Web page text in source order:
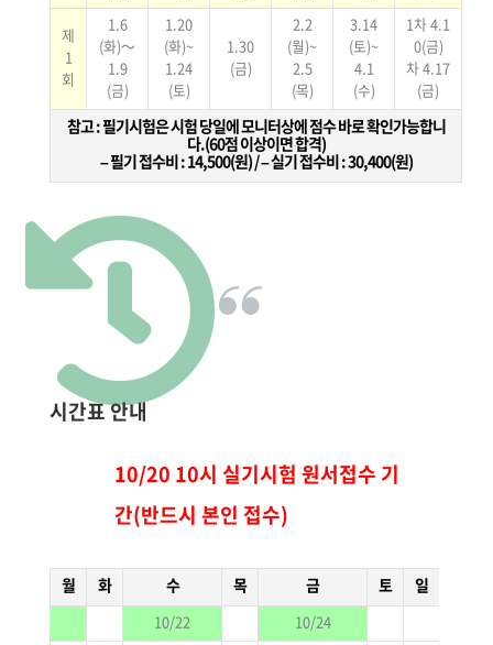
제
1
회
1.6
(화)～
1.9
(금)
1.20
(화)~
1.24
(토)
1.30
(금)
2.2
(월)~
2.5
(목)
3.14
(토)~
4.1
(수)
1차 4.1
0(금)
차 4.17
(금)
참고 : 필기시험은 시험 당일에 모니터상에 점수 바로 확인가능합니
다.(60점 이상이면 합격)
– 필기 접수비 : 14,500(원) / – 실기 접수비 : 30,400(원)
시간표 안내
10/20 10시 실기시험 원서접수 기
간(반드시 본인 접수)
월 화 수 목 금 토 일
10/22
10/24